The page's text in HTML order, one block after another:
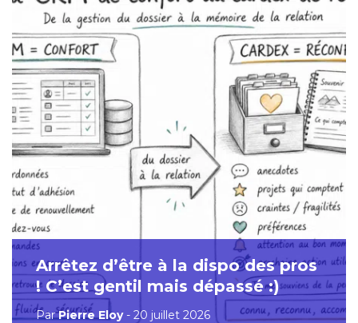
Arrêtez d’être à la dispo des pros
! C’est gentil mais dépassé :)
ParPierre Eloy- 20 juillet 2026